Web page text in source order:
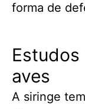
forma de
Estudos
aves
A siringe